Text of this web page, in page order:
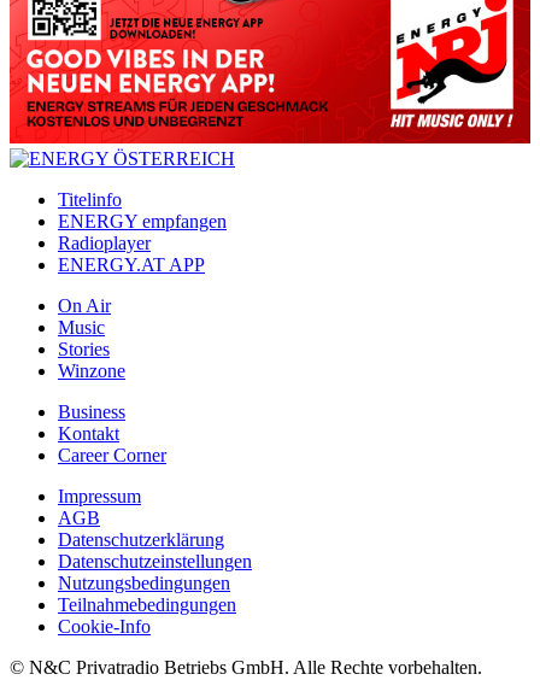
Titelinfo
ENERGY empfangen
Radioplayer
ENERGY.AT APP
On Air
Music
Stories
Winzone
Business
Kontakt
Career Corner
Impressum
AGB
Datenschutzerklärung
Datenschutzeinstellungen
Nutzungsbedingungen
Teilnahmebedingungen
Cookie-Info
© N&C Privatradio Betriebs GmbH. Alle Rechte vorbehalten.